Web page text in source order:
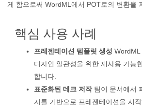
게 함으로써 WordML에서 POT로의 변환을
핵심 사용 사례
프레젠테이션 템플릿 생성 WordML
디자인 일관성을 위한 재사용 가능
합니다.
표준화된 데크 저작팀이 문서에서
지를 기반으로 프레젠테이션을 시